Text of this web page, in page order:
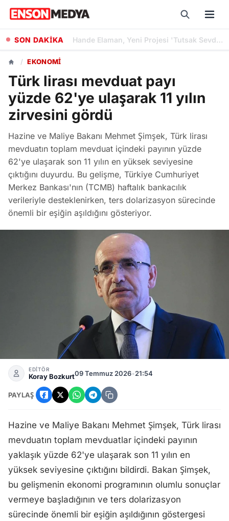
SON DAKİKA "Sevdiğim İnsanlar" Filminin Oyuncu Kadrosuna Altın Palmiye Ödüllü Vlad Ivanov Katıldı
/ EKONOMI
Türk lirası mevduat payı
yüzde 62'ye ulaşarak 11 yılın
zirvesini gördü
Hazine ve Maliye Bakanı Mehmet Şimşek, Türk lirası
mevduatın toplam mevduat içindeki payının yüzde
62'ye ulaşarak son 11 yılın en yüksek seviyesine
çıktığını duyurdu. Bu gelişme, Türkiye Cumhuriyet
Merkez Bankası'nın (TCMB) haftalık bankacılık
verileriyle desteklenirken, ters dolarizasyon sürecinde
önemli bir eşiğin aşıldığını gösteriyor.
Türk lirası mevduat payı yüzde 62'ye ulaşarak 11 yılın
EDİTÖR
Koray Bozkurt09 Temmuz 2026•21:54
PAYLAŞ
Hazine ve Maliye Bakanı Mehmet Şimşek, Türk lirası
mevduatın toplam mevduatlar içindeki payının
yaklaşık yüzde 62'ye ulaşarak son 11 yılın en
yüksek seviyesine çıktığını bildirdi. Bakan Şimşek,
bu gelişmenin ekonomi programının olumlu sonuçlar
vermeye başladığının ve ters dolarizasyon
sürecinde önemli bir eşiğin aşıldığının göstergesi